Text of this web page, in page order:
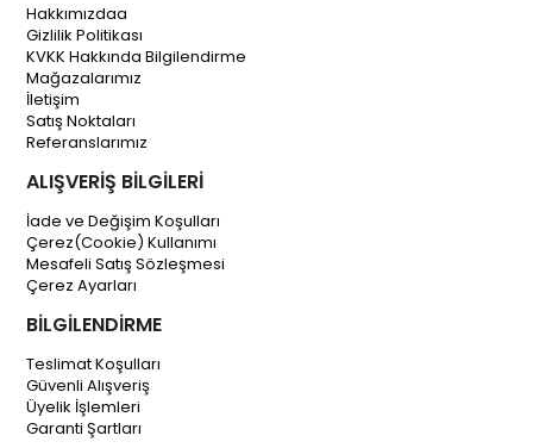
Hakkımızdaa
Gizlilik Politikası
KVKK Hakkında Bilgilendirme
Mağazalarımız
İletişim
Satış Noktaları
Referanslarımız
ALIŞVERİŞ BİLGİLERİ
İade ve Değişim Koşulları
Çerez(Cookie) Kullanımı
Mesafeli Satış Sözleşmesi
Çerez Ayarları
BİLGİLENDİRME
Teslimat Koşulları
Güvenli Alışveriş
Üyelik İşlemleri
Garanti Şartları